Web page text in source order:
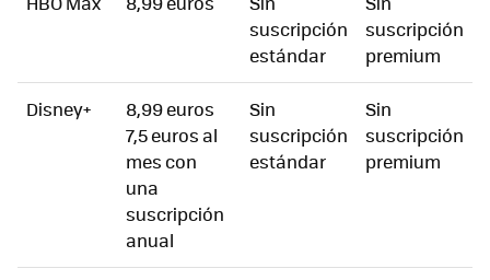
suscripción
estándar
suscripción
premium
Disney+
8,99 euros
7,5 euros al
mes con
una
suscripción
anual
Sin
suscripción
estándar
Sin
suscripción
premium